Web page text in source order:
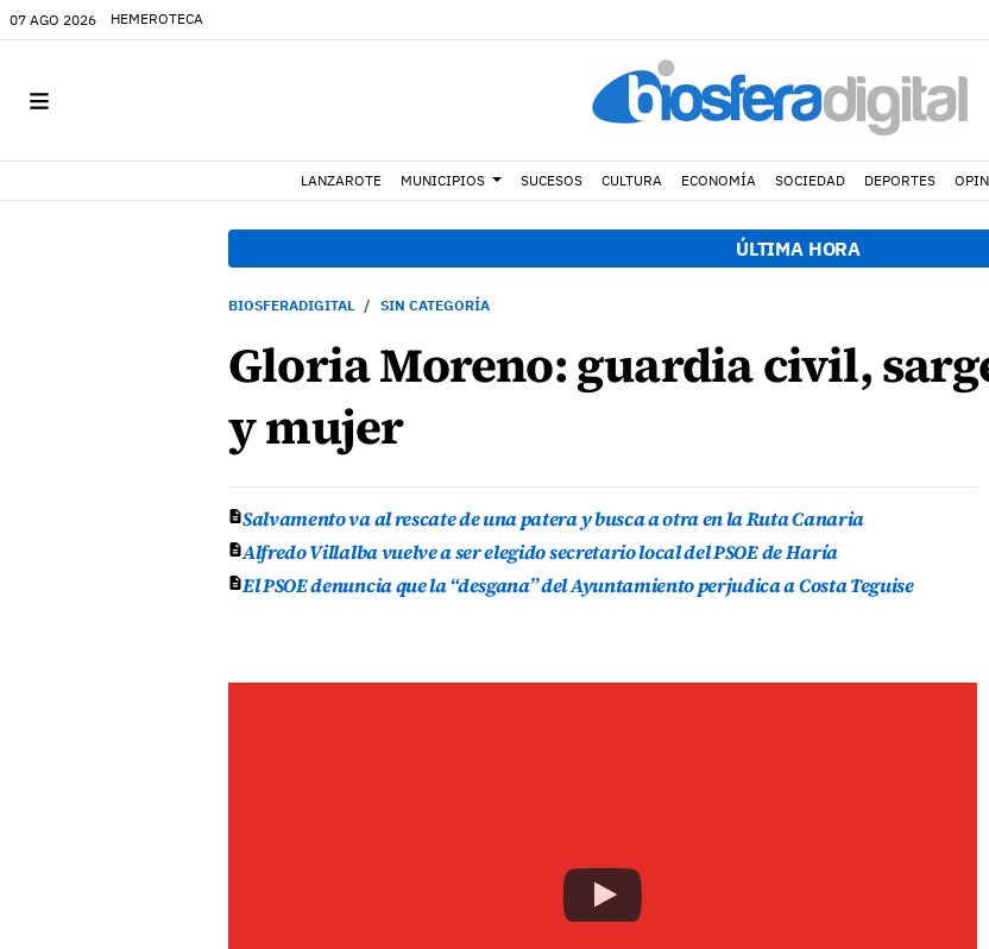
07 AGO 2026 HEMEROTECA
LANZAROTE MUNICIPIOS SUCESOS CULTURA ECONOMÍA SOCIEDAD DEPORTES
ÚLTIMA HORA
BIOSFERADIGITAL SIN CATEGORÍA
Gloria Moreno: guardia civil,
y mujer
Salvamento va al rescate de una patera y busca a otra en la Ruta Canaria
Alfredo Villalba vuelve a ser elegido secretario local del PSOE de Haría
El PSOE denuncia que la “desgana” del Ayuntamiento perjudica a Costa Teguise